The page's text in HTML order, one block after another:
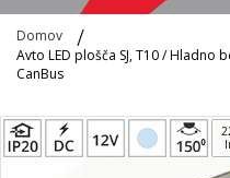
Domov
Avto LED plošča SJ, T10 / Hladno
CanBus
Preskoči
na